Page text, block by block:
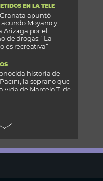
EN LA TELE
apuntó
Moyano y
Arizaga por el
de drogas: “La
es recreativa”
historia de
la soprano que
vida de Marcelo T. de
Aniversario de Caras:
el Palacio